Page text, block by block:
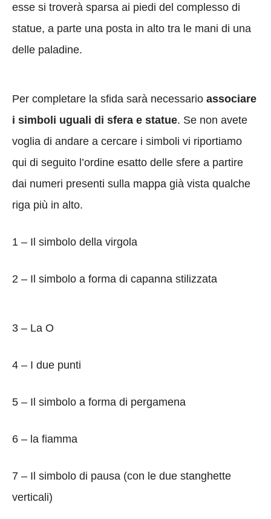
esse si troverà sparsa ai piedi del complesso di
statue, a parte una posta in alto tra le mani di una
delle paladine.
Per completare la sfida sarà necessario associare
i simboli uguali di sfera e statue. Se non avete
voglia di andare a cercare i simboli vi riportiamo
qui di seguito l’ordine esatto delle sfere a partire
dai numeri presenti sulla mappa già vista qualche
riga più in alto.
1 – Il simbolo della virgola
2 – Il simbolo a forma di capanna stilizzata
3 – La O
4 – I due punti
5 – Il simbolo a forma di pergamena
6 – la fiamma
7 – Il simbolo di pausa (con le due stanghette
verticali)